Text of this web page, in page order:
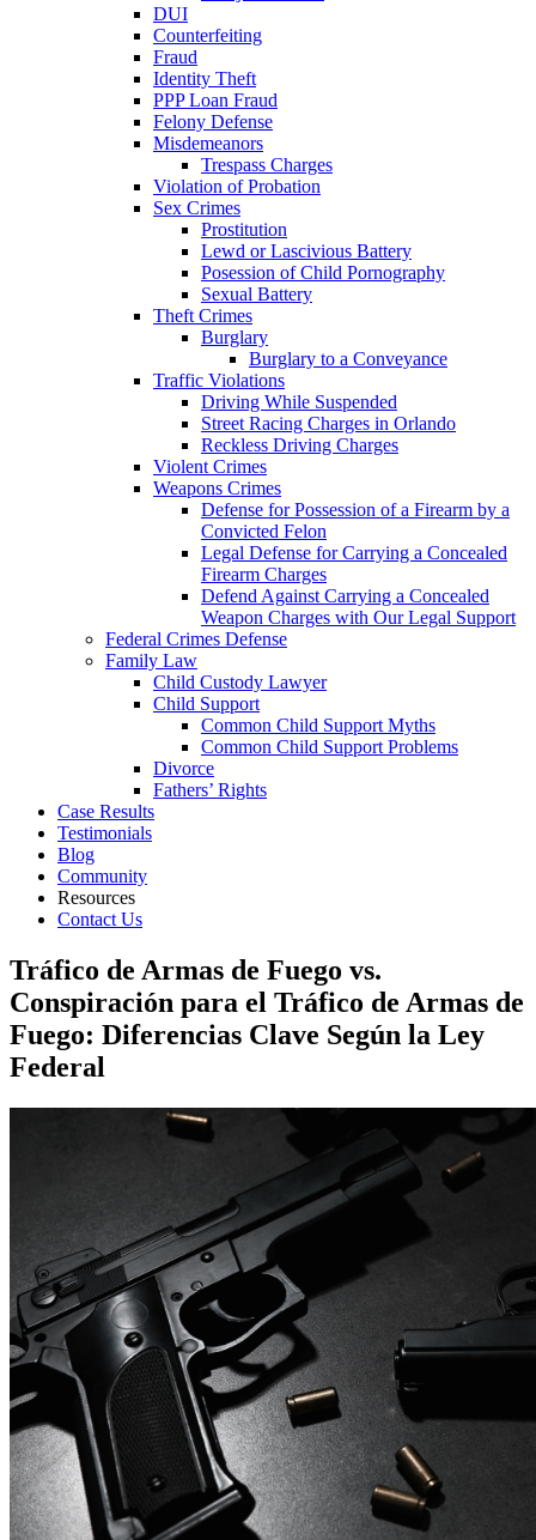
DUI
Counterfeiting
Fraud
Identity Theft
PPP Loan Fraud
Felony Defense
Misdemeanors
Trespass Charges
Violation of Probation
Sex Crimes
Prostitution
Lewd or Lascivious Battery
Posession of Child Pornography
Sexual Battery
Theft Crimes
Burglary
Burglary to a Conveyance
Traffic Violations
Driving While Suspended
Street Racing Charges in Orlando
Reckless Driving Charges
Violent Crimes
Weapons Crimes
Defense for Possession of a Firearm by a
Convicted Felon
Legal Defense for Carrying a Concealed
Firearm Charges
Defend Against Carrying a Concealed
Weapon Charges with Our Legal Support
Federal Crimes Defense
Family Law
Child Custody Lawyer
Child Support
Common Child Support Myths
Common Child Support Problems
Divorce
Fathers’ Rights
Case Results
Testimonials
Blog
Community
Resources
Contact Us
Tráfico de Armas de Fuego vs.
Conspiración para el Tráfico de Armas de
Fuego: Diferencias Clave Según la Ley
Federal